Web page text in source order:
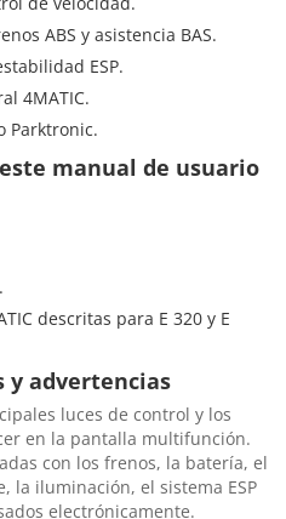
ABS y asistencia BAS.
ESP.
4MATIC.
Parktronic.
manual de usuario
descritas para E 320 y E
y advertencias
luces de control y los
en la pantalla multifunción.
con los frenos, la batería, el
la iluminación, el sistema ESP
electrónicamente.